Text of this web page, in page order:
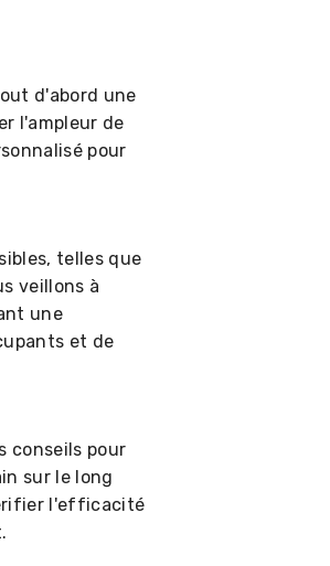
d'abord une
l'ampleur de
pour
telles que
veillons à
une
et de
conseils pour
sur le long
l'efficacité